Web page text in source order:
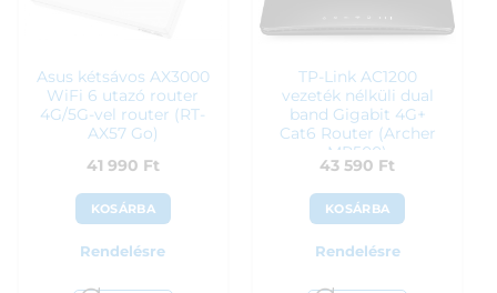
Asus kétsávos AX3000
WiFi 6 utazó router
4G/5G-vel router (RT-
AX57 Go)
41 990 Ft
KOSÁRBA
Rendelésre
TP-Link AC1200
vezeték nélküli dual
band Gigabit 4G+
Cat6 Router (Archer
MR500)
43 590 Ft
KOSÁRBA
Rendelésre